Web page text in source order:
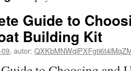
Guide to
Building Kit
, autor: